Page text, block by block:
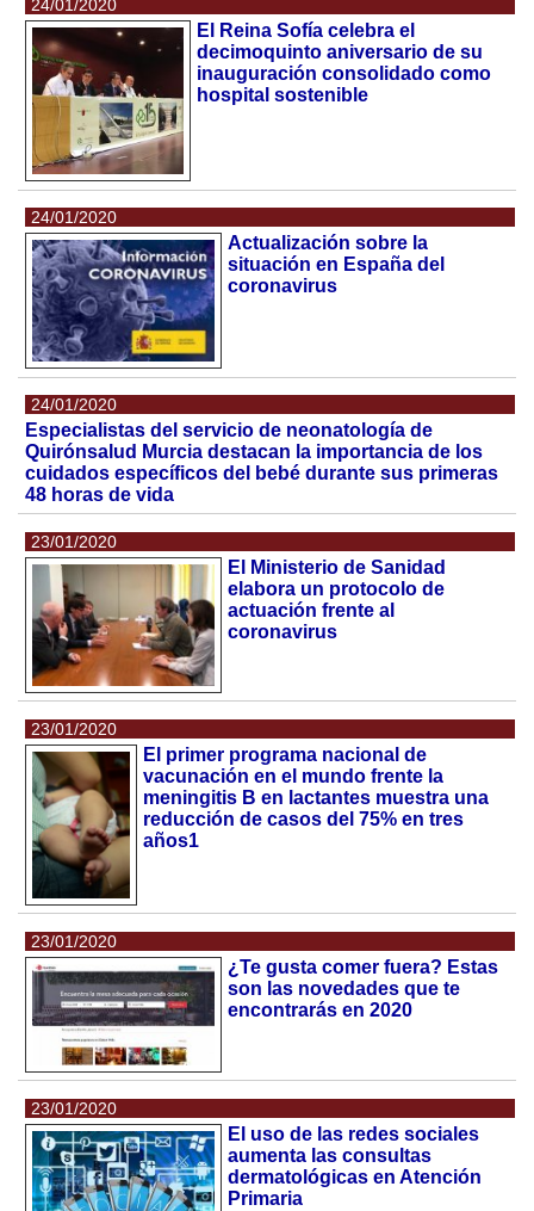
24/01/2020
El Reina Sofía celebra el
decimoquinto aniversario de su
inauguración consolidado como
hospital sostenible
24/01/2020
Actualización sobre la
situación en España del
coronavirus
24/01/2020
Especialistas del servicio de neonatología de
Quirónsalud Murcia destacan la importancia de los
cuidados específicos del bebé durante sus primeras
48 horas de vida
23/01/2020
El Ministerio de Sanidad
elabora un protocolo de
actuación frente al
coronavirus
23/01/2020
El primer programa nacional de
vacunación en el mundo frente la
meningitis B en lactantes muestra una
reducción de casos del 75% en tres
años1
23/01/2020
¿Te gusta comer fuera? Estas
son las novedades que te
encontrarás en 2020
23/01/2020
El uso de las redes sociales
aumenta las consultas
dermatológicas en Atención
Primaria